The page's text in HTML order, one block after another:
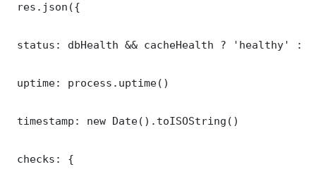
res.json({
status: dbHealth && cacheHealth ? 'healthy' :
uptime: process.uptime()
timestamp: new Date().toISOString()
checks: {